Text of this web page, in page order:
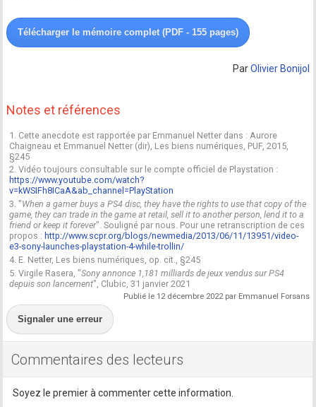
Télécharger le mémoire complet (PDF - 155 pages)
ParOlivier Bonijol
Notes et références
1. Cette anecdote est rapportée par Emmanuel Netter dans : Aurore
Chaigneau et Emmanuel Netter (dir), Les biens numériques, PUF, 2015,
§245
2. Vidéo toujours consultable sur le compte officiel de Playstation :
https://www.youtube.com/watch?
v=kWSIFh8ICaA&ab_channel=PlayStation
3. "When a gamer buys a PS4 disc, they have the rights to use that copy of the
game, they can trade in the game at retail, sell it to another person, lend it to a
friend or keep it forever". Souligné par nous. Pour une retranscription de ces
propos : http://www.scpr.org/blogs/newmedia/2013/06/11/13951/video-
e3-sony-launches-playstation-4-while-trollin/
4. E. Netter, Les biens numériques, op. cit., §245
5. Virgile Rasera, "Sony annonce 1,181 milliards de jeux vendus sur PS4
depuis son lancement", Clubic, 31 janvier 2021
Publié le 12 décembre 2022 par Emmanuel Forsans
Signaler une erreur
Commentaires des lecteurs
Soyez le premier à commenter cette information.